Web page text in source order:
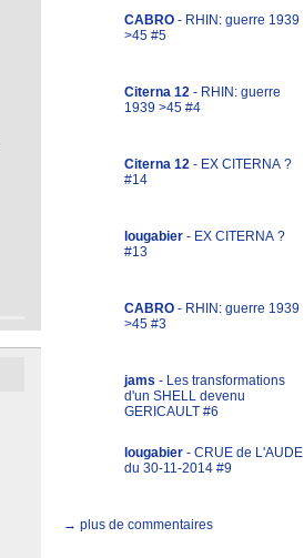
CABRO - RHIN: guerre 1939
>45 #5
Citerna 12 - RHIN: guerre
1939 >45 #4
Citerna 12 - EX CITERNA ?
#14
lougabier - EX CITERNA ?
#13
CABRO - RHIN: guerre 1939
>45 #3
jams - Les transformations
d'un SHELL devenu
GERICAULT #6
lougabier - CRUE de L'AUDE
du 30-11-2014 #9
→ plus de commentaires